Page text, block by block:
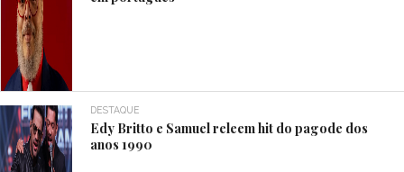
DESTAQUE
Edy Britto e Samuel releem hit do pagode dos
anos 1990